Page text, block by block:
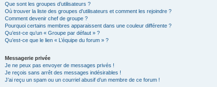
Que sont les groupes d’utilisateurs ?
Où trouver la liste des groupes d’utilisateurs et comment les rejoindre ?
Comment devenir chef de groupe ?
Pourquoi certains membres apparaissent dans une couleur différente ?
Qu’est-ce qu’un « Groupe par défaut » ?
Qu’est-ce que le lien « L’équipe du forum » ?
Messagerie privée
Je ne peux pas envoyer de messages privés !
Je reçois sans arrêt des messages indésirables !
J’ai reçu un spam ou un courriel abusif d’un membre de ce forum !